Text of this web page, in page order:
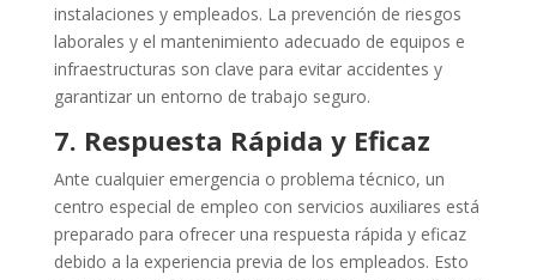
instalaciones y empleados. La prevención de riesgos
laborales y el mantenimiento adecuado de equipos e
infraestructuras son clave para evitar accidentes y
garantizar un entorno de trabajo seguro.
7. Respuesta Rápida y Eficaz
Ante cualquier emergencia o problema técnico, un
centro especial de empleo con servicios auxiliares está
preparado para ofrecer una respuesta rápida y eficaz
debido a la experiencia previa de los empleados. Esto